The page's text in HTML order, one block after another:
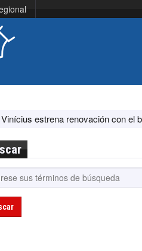
estrena renovación con el